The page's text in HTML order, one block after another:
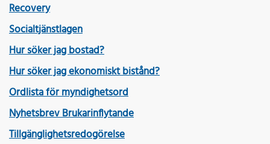
Recovery
Socialtjänstlagen
Hur söker jag bostad?
Hur söker jag ekonomiskt bistånd?
Ordlista för myndighetsord
Nyhetsbrev Brukarinflytande
Tillgänglighetsredogörelse